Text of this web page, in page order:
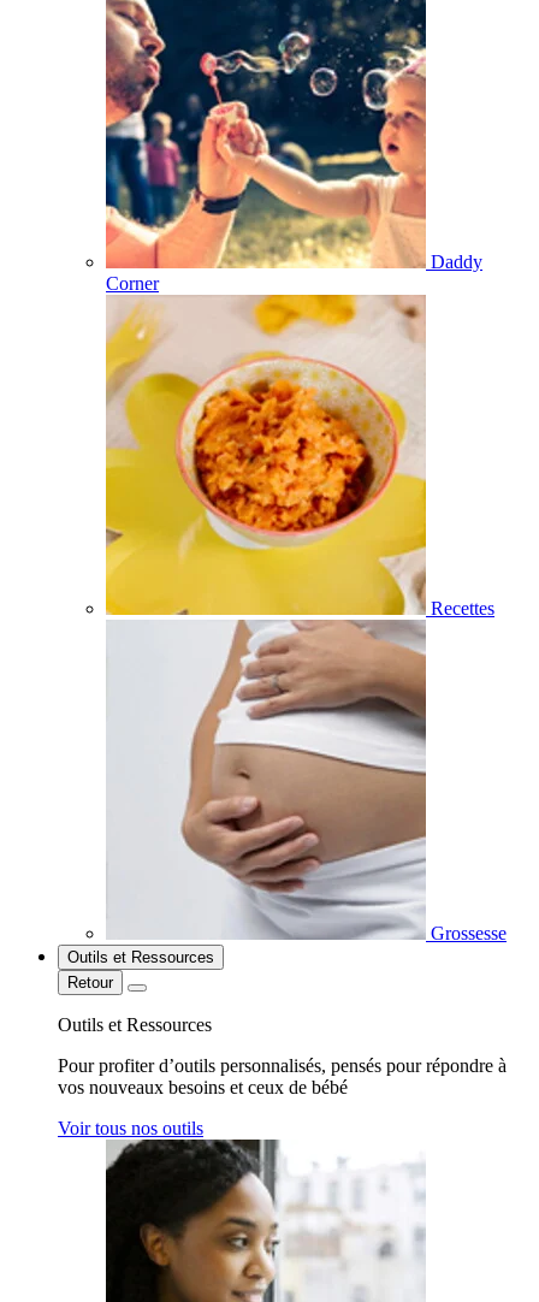
Daddy
Corner
Recettes
Grossesse
Outils et Ressources
Retour
Outils et Ressources
Pour profiter d’outils personnalisés, pensés pour répondre à
vos nouveaux besoins et ceux de bébé
Voir tous nos outils